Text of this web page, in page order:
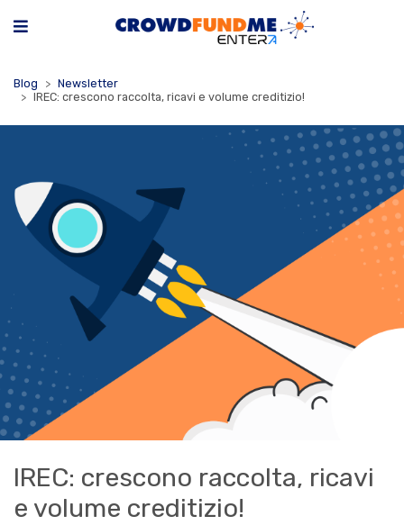
Blog
Newsletter
IREC: crescono raccolta, ricavi e volume creditizio!
IREC: crescono raccolta, ricavi
e volume creditizio!